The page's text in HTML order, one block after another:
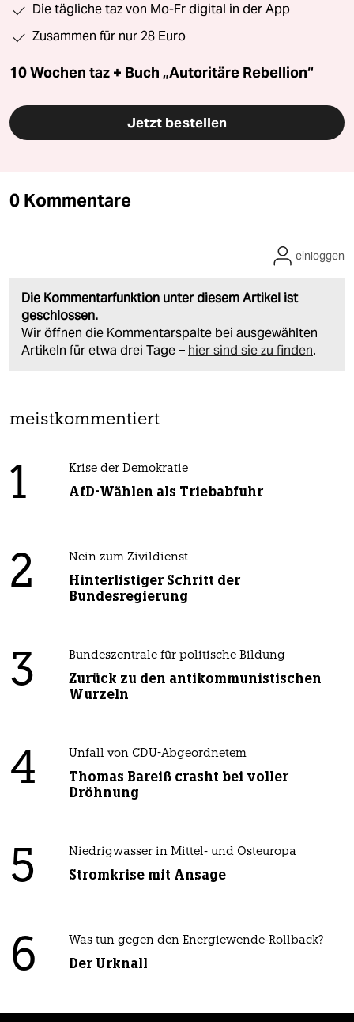
Die tägliche taz von Mo-Fr digital in der App
Zusammen für nur 28 Euro
10 Wochen taz + Buch „Autoritäre Rebellion“
Jetzt bestellen
0 Kommentare
Die Kommentarfunktion unter diesem Artikel ist
geschlossen.
Wir öffnen die Kommentarspalte bei ausgewählten
Artikeln für etwa drei Tage – hier sind sie zu finden.
einloggen
meistkommentiert
1 Krise der Demokratie
AfD-Wählen als Triebabfuhr
2 Nein zum Zivildienst
Hinterlistiger Schritt der
Bundesregierung
3 Bundeszentrale für politische Bildung
Zurück zu den antikommunistischen
Wurzeln
4 Unfall von CDU-Abgeordnetem
Thomas Bareiß crasht bei voller
Dröhnung
5 Niedrigwasser in Mittel- und Osteuropa
Stromkrise mit Ansage
6 Was tun gegen den Energiewende-Rollback?
Der Urknall